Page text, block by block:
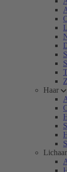
Haar